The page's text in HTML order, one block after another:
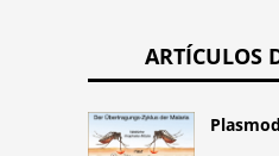
ARTÍCULOS